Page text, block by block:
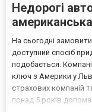
Недорогі
На сьогодні
доступний спосіб
подобається.
ключ з Америки у
страхових компаній
понад 5 років